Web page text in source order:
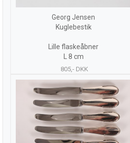
Georg Jensen
Kuglebestik
Lille flaskeåbner
L 8 cm
805,- DKK